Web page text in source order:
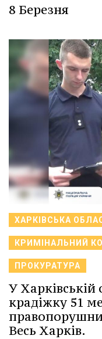
8 Березня
ХАРКІВСЬКА
КРИМІНАЛЬНИЙ
ПРОКУРАТУРА
У Харківській
крадіжку 51
Весь Харків.